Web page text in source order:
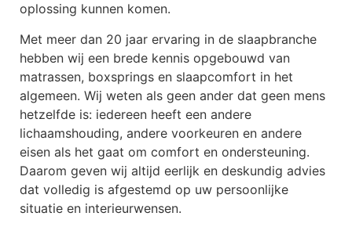
oplossing kunnen komen.
Met meer dan 20 jaar ervaring in de slaapbranche
hebben wij een brede kennis opgebouwd van
matrassen, boxsprings en slaapcomfort in het
algemeen. Wij weten als geen ander dat geen mens
hetzelfde is: iedereen heeft een andere
lichaamshouding, andere voorkeuren en andere
eisen als het gaat om comfort en ondersteuning.
Daarom geven wij altijd eerlijk en deskundig advies
dat volledig is afgestemd op uw persoonlijke
situatie en interieurwensen.